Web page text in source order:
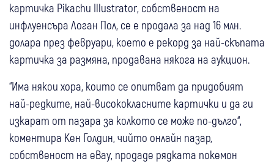
картичка Pikachu Illustrator, собственост на
инфлуенсъра Логан Пол, се е продала за над 16 млн.
долара през февруари, което е рекорд за най-скъпата
картичка за размяна, продавана някога на аукцион.
“Има някои хора, които се опитват да придобият
най-редките, най-висококласните картички и да ги
изкарат от пазара за колкото се може по-дълго“,
коментира Кен Голдин, чийто онлайн пазар,
собственост на eBay, продаде рядката покемон